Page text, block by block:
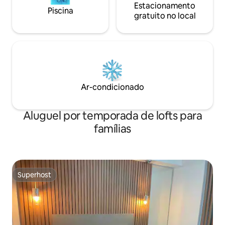
Piscina
Estacionamento
gratuito no local
Ar-condicionado
Aluguel por temporada de lofts para
famílias
Superhost
Superhost